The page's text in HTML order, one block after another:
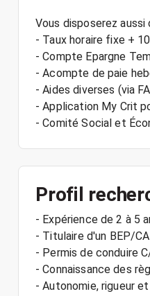
Vous disposerez aussi
- Taux horaire fixe +
- Compte Epargne
- Acompte de paie
- Aides diverses (via
- Application My Crit
- Comité Social et
Profil
- Expérience de 2 à 5
- Titulaire d'un BEP/
- Permis de conduire
- Connaissance des
- Autonomie, rigueur